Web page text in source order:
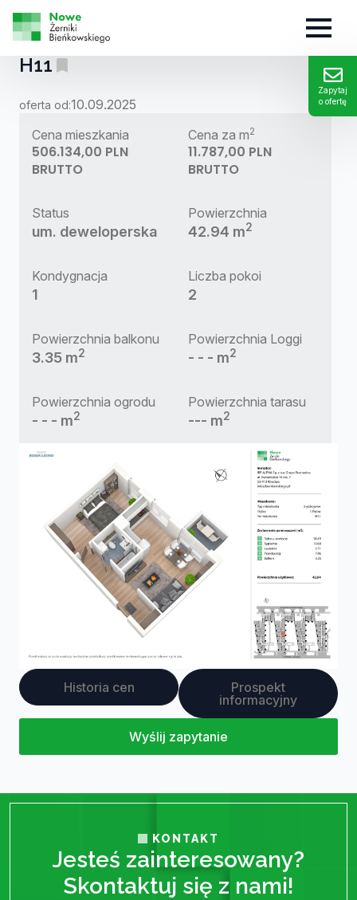
Zapytaj
o ofertę
MIESZKANIE:
H11
oferta od:10.09.2025
Cena mieszkania
506.134,00 PLN
BRUTTO
Cena za m2
11.787,00 PLN
BRUTTO
Status
um. deweloperska
Powierzchnia
42.94 m2
Kondygnacja
1
Liczba pokoi
2
Powierzchnia balkonu
3.35 m2
Powierzchnia Loggi
- - - m2
Powierzchnia ogrodu
- - - m2
Powierzchnia tarasu
--- m2
Historia cen
Prospekt
informacyjny
Wyślij zapytanie
KONTAKT
Jesteś zainteresowany?
Skontaktuj się z nami!